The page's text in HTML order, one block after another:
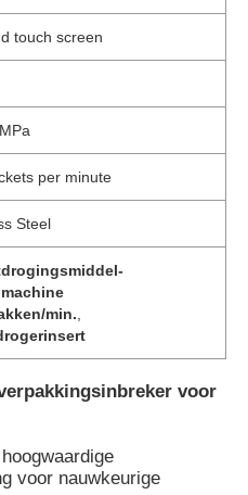
touch screen
per minute
Steel
min.
voor
voor nauwkeurige